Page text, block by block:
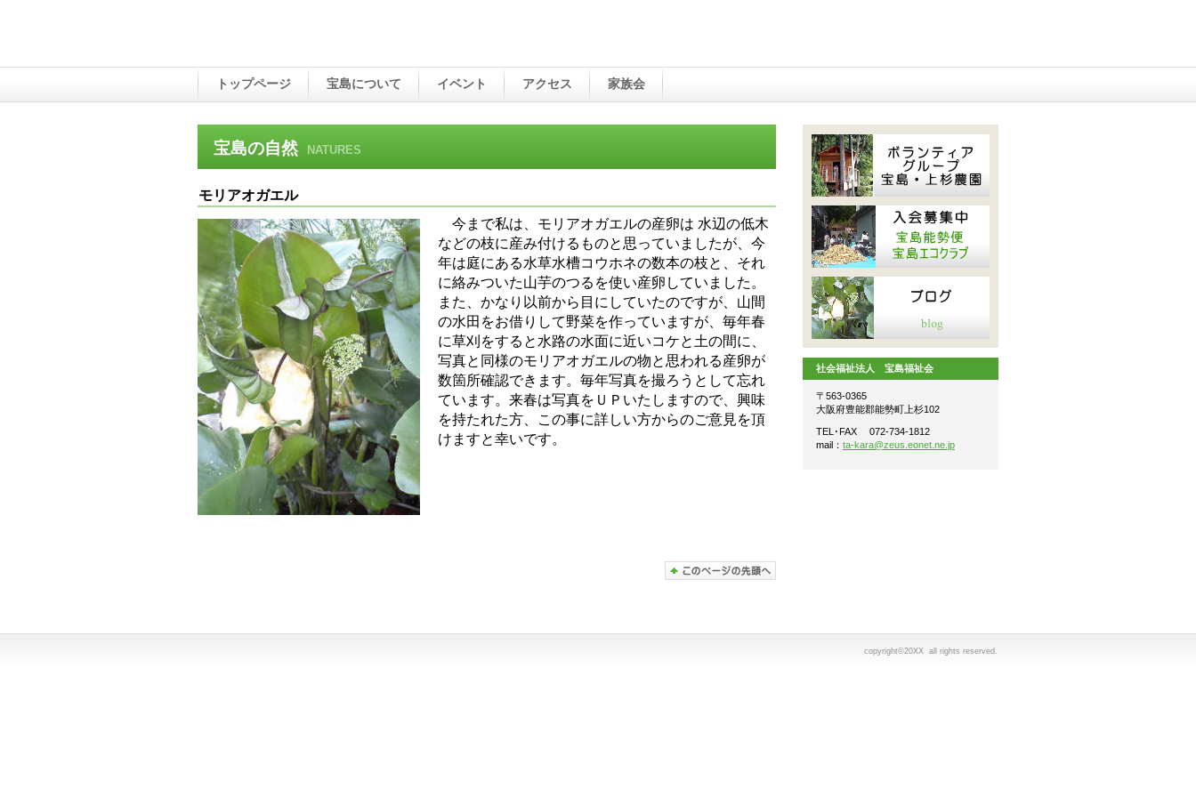
宝島の自然 NATURES
モリアオガエル
今まで私は、モリアオガエルの産卵は 水辺の低木
などの枝に産み付けるものと思っていましたが、今
年は庭にある水草水槽コウホネの数本の枝と、それ
に絡みついた山芋のつるを使い産卵していました。
また、かなり以前から目にしていたのですが、山間
の水田をお借りして野菜を作っていますが、毎年春
に草刈をすると水路の水面に近いコケと土の間に、
写真と同様のモリアオガエルの物と思われる産卵が
数箇所確認できます。毎年写真を撮ろうとして忘れ
ています。来春は写真をＵＰいたしますので、興味
を持たれた方、この事に詳しい方からのご意見を頂
けますと幸いです。
トップページ 宝島について イベント アクセス 家族会
社会福祉法人 宝島福祉会
〒563-0365
大阪府豊能郡能勢町上杉102
TEL･FAX 072-734-1812
mail： ta-kara@zeus.eonet.ne.jp
copyright©20XX all rights reserved.